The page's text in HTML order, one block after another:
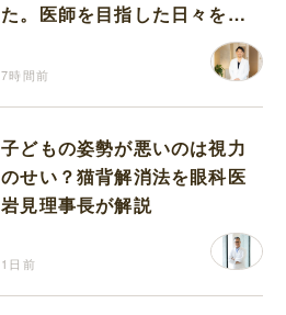
た。医師を目指した日々を振
7時間前
子どもの姿勢が悪いのは視力
のせい？猫背解消法を眼科医
岩見理事長が解説
1日前